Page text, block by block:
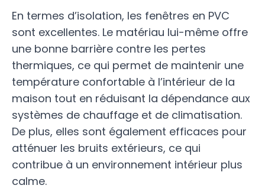
En termes d’isolation, les fenêtres en PVC
sont excellentes. Le matériau lui-même offre
une bonne barrière contre les pertes
thermiques, ce qui permet de maintenir une
température confortable à l’intérieur de la
maison tout en réduisant la dépendance aux
systèmes de chauffage et de climatisation.
De plus, elles sont également efficaces pour
atténuer les bruits extérieurs, ce qui
contribue à un environnement intérieur plus
calme.